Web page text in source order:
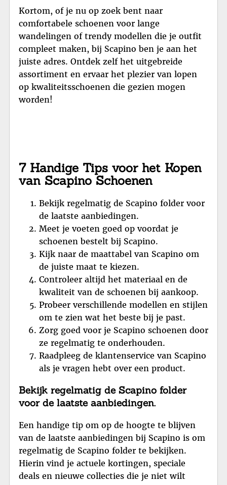
Kortom, of je nu op zoek bent naar
comfortabele schoenen voor lange
wandelingen of trendy modellen die je outfit
compleet maken, bij Scapino ben je aan het
juiste adres. Ontdek zelf het uitgebreide
assortiment en ervaar het plezier van lopen
op kwaliteitsschoenen die gezien mogen
worden!
7 Handige Tips voor het Kopen
van Scapino Schoenen
Bekijk regelmatig de Scapino folder voor
de laatste aanbiedingen.
Meet je voeten goed op voordat je
schoenen bestelt bij Scapino.
Kijk naar de maattabel van Scapino om
de juiste maat te kiezen.
Controleer altijd het materiaal en de
kwaliteit van de schoenen bij aankoop.
Probeer verschillende modellen en stijlen
om te zien wat het beste bij je past.
Zorg goed voor je Scapino schoenen door
ze regelmatig te onderhouden.
Raadpleeg de klantenservice van Scapino
als je vragen hebt over een product.
Bekijk regelmatig de Scapino folder
voor de laatste aanbiedingen.
Een handige tip om op de hoogte te blijven
van de laatste aanbiedingen bij Scapino is om
regelmatig de Scapino folder te bekijken.
Hierin vind je actuele kortingen, speciale
deals en nieuwe collecties die je niet wilt